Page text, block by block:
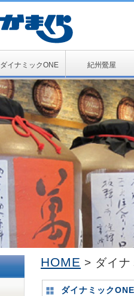
ダイナミックONE 紀州鶯屋
HOME > ダイ
ダイナミックONE